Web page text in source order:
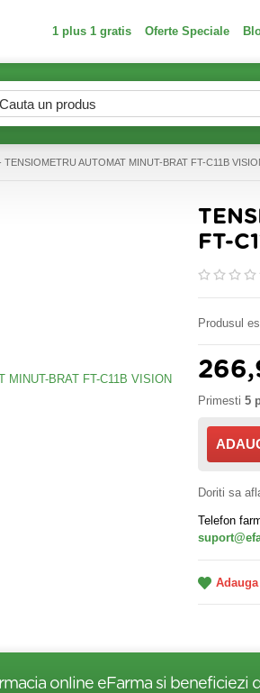
1 plus 1 gratis Oferte Speciale
TENSIOMETRU AUTOMAT MINUT-BRAT FT-C11B
FT-
Produsul
Primesti 5
Doriti sa
Telefon
online eFarma si beneficiezi